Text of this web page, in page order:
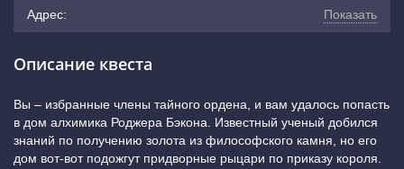
Адрес: Показать
+7 (343) 243-56-09
Площадь 1905 Года
Описание квеста
Вы – избранные члены тайного ордена, и вам удалось попасть
в дом алхимика Роджера Бэкона. Известный ученый добился
знаний по получению золота из философского камня, но его
дом вот-вот подожгут придворные рыцари по приказу короля.